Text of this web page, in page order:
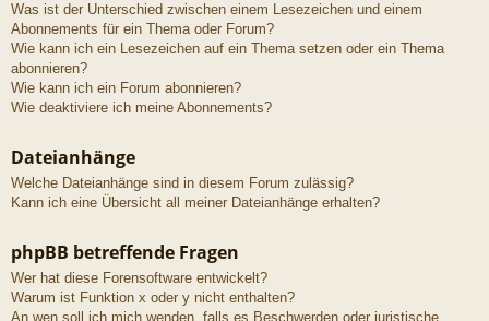
Was ist der Unterschied zwischen einem Lesezeichen und einem
Abonnements für ein Thema oder Forum?
Wie kann ich ein Lesezeichen auf ein Thema setzen oder ein Thema
abonnieren?
Wie kann ich ein Forum abonnieren?
Wie deaktiviere ich meine Abonnements?
Dateianhänge
Welche Dateianhänge sind in diesem Forum zulässig?
Kann ich eine Übersicht all meiner Dateianhänge erhalten?
phpBB betreffende Fragen
Wer hat diese Forensoftware entwickelt?
Warum ist Funktion x oder y nicht enthalten?
An wen soll ich mich wenden, falls es Beschwerden oder juristische